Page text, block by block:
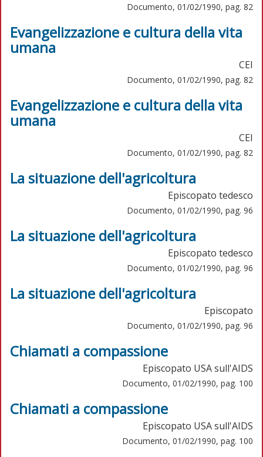
Documento, 01/02/1990, pag. 82
Evangelizzazione e cultura della vita
umana
CEI
Documento, 01/02/1990, pag. 82
Evangelizzazione e cultura della vita
umana
CEI
Documento, 01/02/1990, pag. 82
La situazione dell'agricoltura
Episcopato tedesco
Documento, 01/02/1990, pag. 96
La situazione dell'agricoltura
Episcopato tedesco
Documento, 01/02/1990, pag. 96
La situazione dell'agricoltura
Episcopato
Documento, 01/02/1990, pag. 96
Chiamati a compassione
Episcopato USA sull'AIDS
Documento, 01/02/1990, pag. 100
Chiamati a compassione
Episcopato USA sull'AIDS
Documento, 01/02/1990, pag. 100